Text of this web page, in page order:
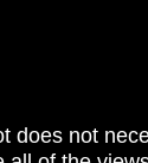
does not